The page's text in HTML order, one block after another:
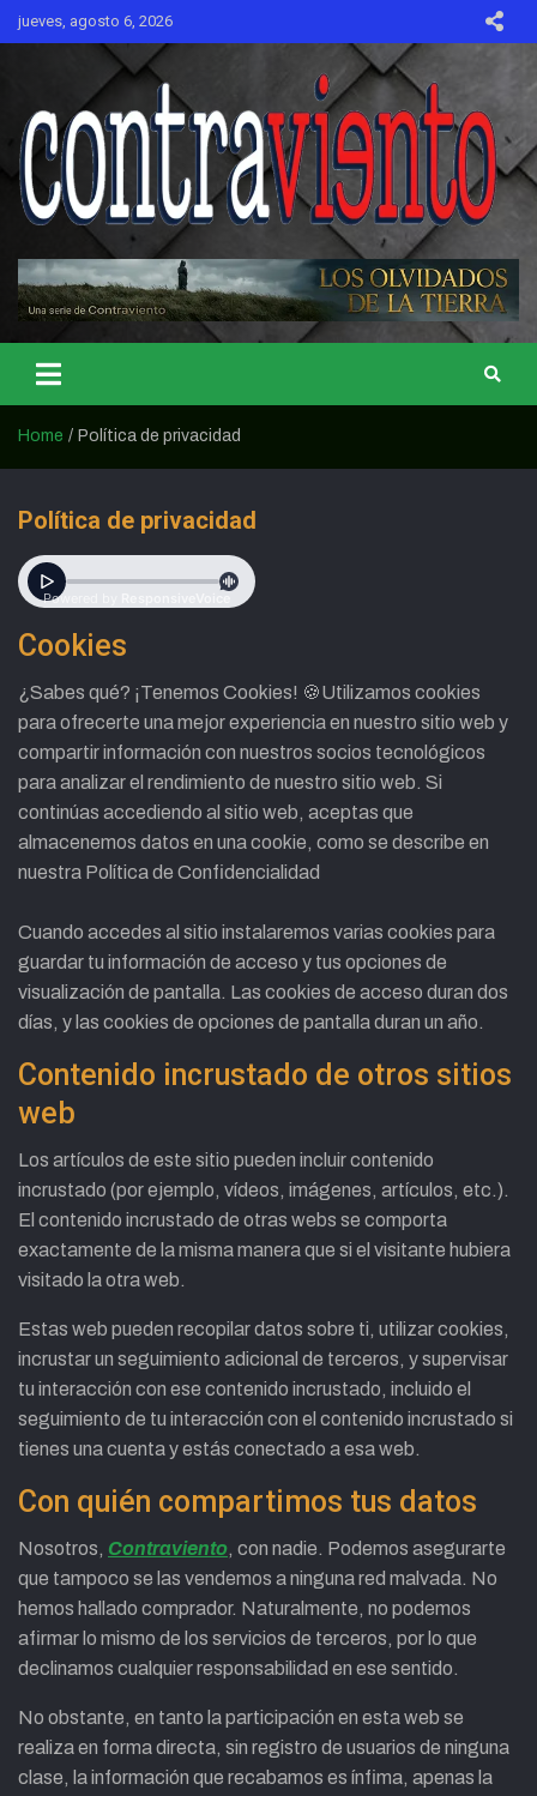
Skip
jueves, agosto 6, 2026
CONTRAVIENTO
Home Política de privacidad
Política de privacidad
Cookies
¿Sabes qué? ¡Tenemos Cookies! 🍪Utilizamos cookies
para ofrecerte una mejor experiencia en nuestro sitio web y
compartir información con nuestros socios tecnológicos
para analizar el rendimiento de nuestro sitio web. Si
continúas accediendo al sitio web, aceptas que
almacenemos datos en una cookie, como se describe en
nuestra Política de Confidencialidad
Cuando accedes al sitio instalaremos varias cookies para
guardar tu información de acceso y tus opciones de
visualización de pantalla. Las cookies de acceso duran dos
días, y las cookies de opciones de pantalla duran un año.
Contenido incrustado de otros sitios
web
Los artículos de este sitio pueden incluir contenido
incrustado (por ejemplo, vídeos, imágenes, artículos, etc.).
El contenido incrustado de otras webs se comporta
exactamente de la misma manera que si el visitante hubiera
visitado la otra web.
Estas web pueden recopilar datos sobre ti, utilizar cookies,
incrustar un seguimiento adicional de terceros, y supervisar
tu interacción con ese contenido incrustado, incluido el
seguimiento de tu interacción con el contenido incrustado si
tienes una cuenta y estás conectado a esa web.
Con quién compartimos tus datos
Nosotros, Contraviento, con nadie. Podemos asegurarte
que tampoco se las vendemos a ninguna red malvada. No
hemos hallado comprador. Naturalmente, no podemos
afirmar lo mismo de los servicios de terceros, por lo que
declinamos cualquier responsabilidad en ese sentido.
No obstante, en tanto la participación en esta web se
realiza en forma directa, sin registro de usuarios de ninguna
clase, la información que recabamos es ínfima, apenas la